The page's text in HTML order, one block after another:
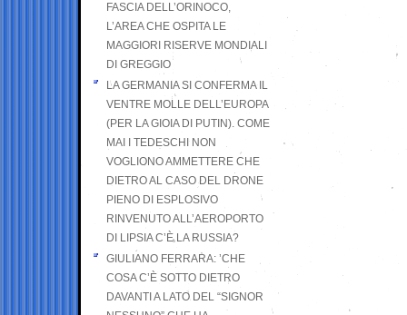
FASCIA DELL’ORINOCO,
L’AREA CHE OSPITA LE
MAGGIORI RISERVE MONDIALI
DI GREGGIO
LA GERMANIA SI CONFERMA IL
VENTRE MOLLE DELL’EUROPA
(PER LA GIOIA DI PUTIN). COME
MAI I TEDESCHI NON
VOGLIONO AMMETTERE CHE
DIETRO AL CASO DEL DRONE
PIENO DI ESPLOSIVO
RINVENUTO ALL’AEROPORTO
DI LIPSIA C’È LA RUSSIA?
GIULIANO FERRARA: ’CHE
COSA C’È SOTTO DIETRO
DAVANTI A LATO DEL “SIGNOR